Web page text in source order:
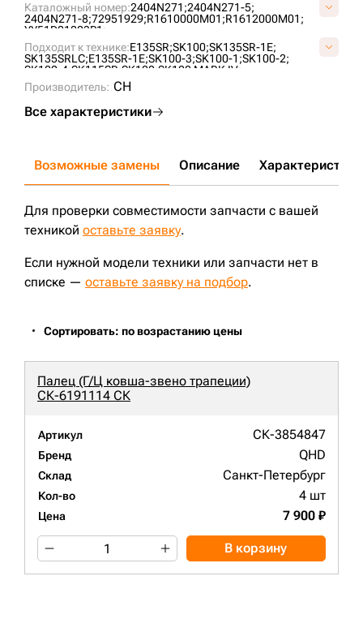
Каталожный номер:2404N271;2404N271-5;
2404N271-8;72951929;R1610000M01;R1612000M01;
YY51D01003P1;
Подходит к технике:E135SR;SK100;SK135SR-1E;
SK135SRLC;E135SR-1E;SK100-3;SK100-1;SK100-2;
SK100-4;SK115SR;SK120;SK120 MARK IV;
SK120 MARK V;
SK120-1;
SK120LC MARK III;SK120LC MARK IV;
SK130;
Производитель: CH
Все характеристики
Возможные замены Описание Характеристики
Для проверки совместимости запчасти с вашей
техникой оставьте заявку.
Если нужной модели техники или запчасти нет в
списке — оставьте заявку на подбор.
Сортировать: по возрастанию цены
Палец (Г/Ц ковша-звено трапеции)
СК-6191114 СК
Артикул СК-3854847
Бренд QHD
Склад Санкт-Петербург
Кол-во 4 шт
Цена 7 900 ₽
В корзину